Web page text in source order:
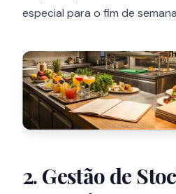
especial para o fim de
2. Gestão de